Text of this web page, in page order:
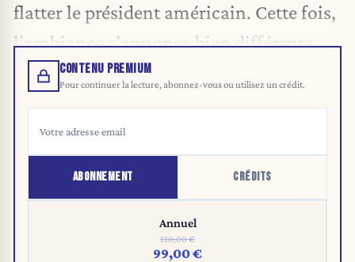
flatter le président américain. Cette fois,
l’ambiance s’annonce bien différente.
CONTENU PREMIUM
Pour continuer la lecture, abonnez-vous ou utilisez un crédit.
ABONNEMENT CRÉDITS
Annuel
120,00 €
99,00 €